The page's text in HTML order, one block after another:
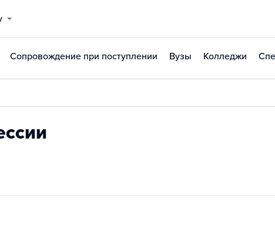
Сопровождение при поступлении Вузы Колледжи